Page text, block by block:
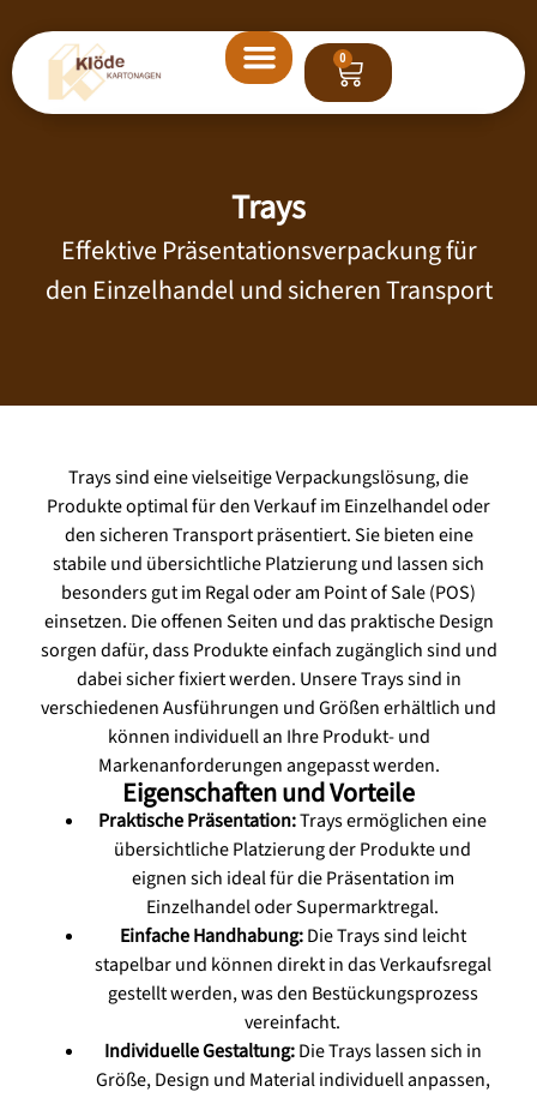
ANWENDUNGEN
BRANCHEN
UNTERNEHMEN
0
Trays
Effektive Präsentationsverpackung für
den Einzelhandel und sicheren Transport
Trays sind eine vielseitige Verpackungslösung, die
Produkte optimal für den Verkauf im Einzelhandel oder
den sicheren Transport präsentiert. Sie bieten eine
stabile und übersichtliche Platzierung und lassen sich
besonders gut im Regal oder am Point of Sale (POS)
einsetzen. Die offenen Seiten und das praktische Design
sorgen dafür, dass Produkte einfach zugänglich sind und
dabei sicher fixiert werden. Unsere Trays sind in
verschiedenen Ausführungen und Größen erhältlich und
können individuell an Ihre Produkt- und
Markenanforderungen angepasst werden.
Eigenschaften und Vorteile
Praktische Präsentation:Trays ermöglichen eine
übersichtliche Platzierung der Produkte und
eignen sich ideal für die Präsentation im
Einzelhandel oder Supermarktregal.
Einfache Handhabung:Die Trays sind leicht
stapelbar und können direkt in das Verkaufsregal
gestellt werden, was den Bestückungsprozess
vereinfacht.
Individuelle Gestaltung:Die Trays lassen sich in
Größe, Design und Material individuell anpassen,